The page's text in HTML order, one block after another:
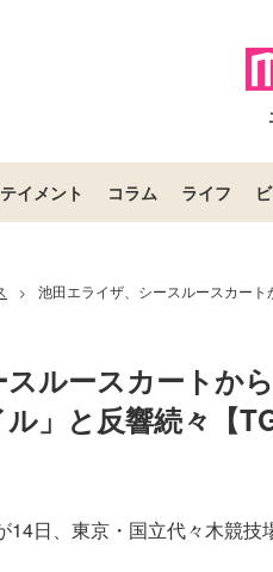
イメント コラム ライフ
>
池田エライザ、シースルースカー
ルースカートか
」と反響続々【
14日、東京・国立代々木競